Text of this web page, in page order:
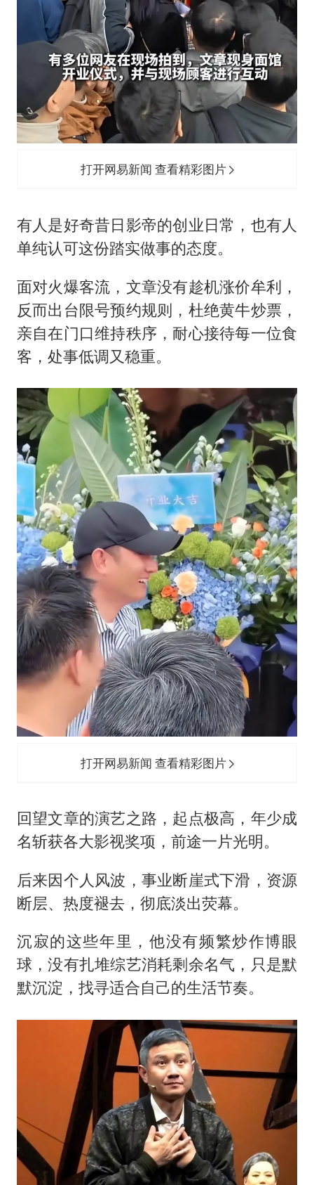
打开网易新闻 查看精彩图片
有人是好奇昔日影帝的创业日常，也有人
单纯认可这份踏实做事的态度。
面对火爆客流，文章没有趁机涨价牟利，
反而出台限号预约规则，杜绝黄牛炒票，
亲自在门口维持秩序，耐心接待每一位食
客，处事低调又稳重。
打开网易新闻 查看精彩图片
回望文章的演艺之路，起点极高，年少成
名斩获各大影视奖项，前途一片光明。
后来因个人风波，事业断崖式下滑，资源
断层、热度褪去，彻底淡出荧幕。
沉寂的这些年里，他没有频繁炒作博眼
球，没有扎堆综艺消耗剩余名气，只是默
默沉淀，找寻适合自己的生活节奏。